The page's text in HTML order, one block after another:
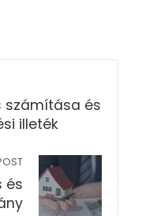
számítása és
illeték
és